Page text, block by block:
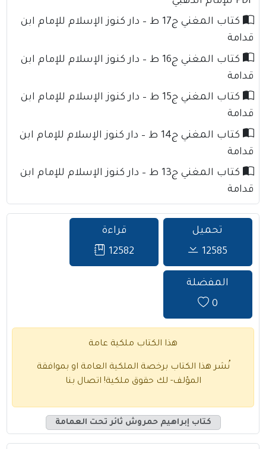
كتاب المغني ج17 ط – دار كنوز الإسلام للإمام ابن
قدامة
كتاب المغني ج16 ط – دار كنوز الإسلام للإمام ابن
قدامة
كتاب المغني ج15 ط – دار كنوز الإسلام للإمام ابن
قدامة
كتاب المغني ج14 ط – دار كنوز الإسلام للإمام ابن
قدامة
كتاب المغني ج13 ط – دار كنوز الإسلام للإمام ابن
قدامة
تحميل
12585
قراءة
12582
المفضلة
0
هذا الكتاب ملكية عامة
نُشر هذا الكتاب برخصة الملكية العامة او بموافقة
المؤلف- لك حقوق ملكية! اتصال بنا
كتاب إبراهيم حمروش ثائر تحت العمامة